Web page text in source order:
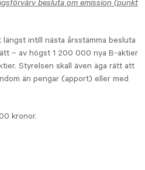
besluta om emission (punkt
intill nästa årsstämma besluta
– av högst 1 200 000 nya B-aktier
Styrelsen skall även äga rätt att
än pengar (apport) eller med
kronor.